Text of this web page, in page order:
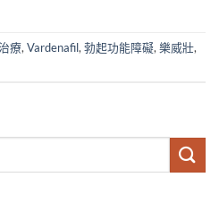
療,Vardenafil,勃起功能障礙,樂威壯,